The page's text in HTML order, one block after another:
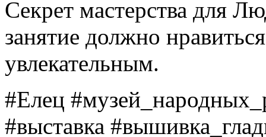
Секрет мастерства для
занятие должно
увлекательным.
#Елец
#выставка